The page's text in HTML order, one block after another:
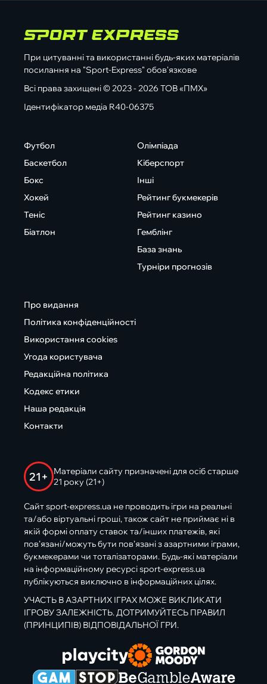
При цитуванні та використанні будь-яких матеріалів
посилання на "Sport-Express" обов'язкове
Всі права захищені © 2023 - 2026 ТОВ «ПМХ»
Ідентифікатор медіа R40-06375
Футбол
Баскетбол
Бокс
Хокей
Теніс
Біатлон
Олімпіада
Кіберспорт
Інші
Рейтинг букмекерів
Рейтинг казино
Гемблінг
База знань
Турніри прогнозів
Про видання
Політика конфіденційності
Використання cookies
Угода користувача
Редакційна політика
Кодекс етики
Наша редакція
Контакти
21+
Матеріали сайту призначені для осіб старше
21 року (21+)
Сайт sport-express.ua не проводить ігри на реальні
та/або віртуальні гроші, також сайт не приймає ні в
якій формі оплату ставок та/інших платежів, які
пов’язані/можуть бути пов’язані з азартними іграми,
букмекерами чи тоталізаторами. Будь-які матеріали
на інформаційному ресурсі sport-express.ua
публікуються виключно в інформаційних цілях.
УЧАСТЬ В АЗАРТНИХ ІГРАХ МОЖЕ ВИКЛИКАТИ
ІГРОВУ ЗАЛЕЖНІСТЬ. ДОТРИМУЙТЕСЬ ПРАВИЛ
(ПРИНЦИПІВ) ВІДПОВІДАЛЬНОЇ ГРИ.